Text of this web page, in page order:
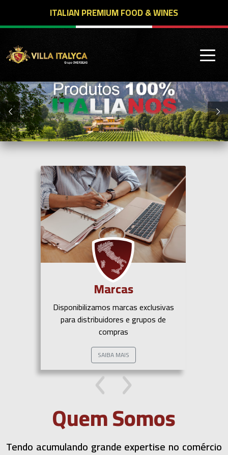
ITALIAN PREMIUM FOOD & WINES
Marcas
Disponibilizamos marcas exclusivas
para distribuidores e grupos de
compras
SAIBA MAIS
Quem Somos
Tendo acumulando grande expertise no comércio